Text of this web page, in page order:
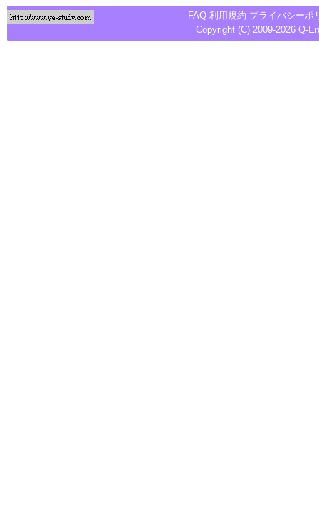
FAQ 利用規約 プライバシーポ
Copyright (C) 2009-2026 Q-